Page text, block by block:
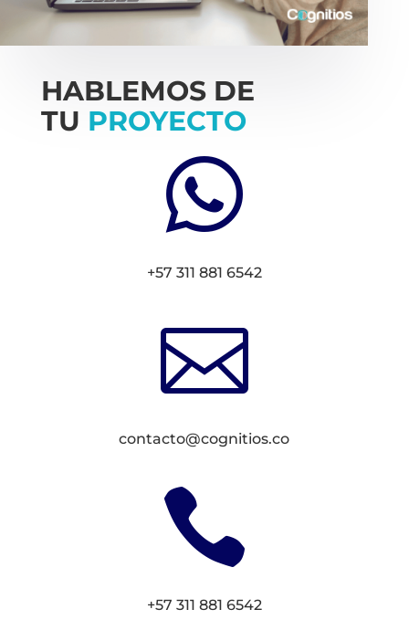
HABLEMOS DE
TU PROYECTO

+57 311 881 6542

contacto@cognitios.co

+57 311 881 6542